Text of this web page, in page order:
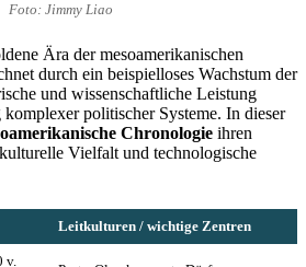
Foto: Jimmy Liao
Ära der mesoamerikanischen
durch ein beispielloses Wachstum der
und wissenschaftliche Leistung
politischer Systeme. In dieser
Chronologie ihren
Vielfalt und technologische
Leitkulturen / wichtige Zentren
v.